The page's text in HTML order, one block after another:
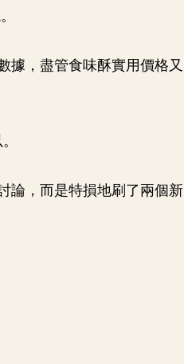
據，盡管食味酥實用價格又
論，而是特損地刷了兩個新